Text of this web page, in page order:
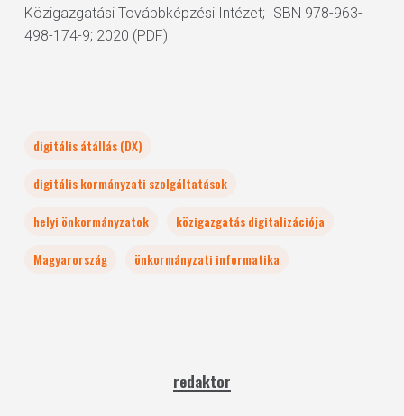
Közigazgatási Továbbképzési Intézet; ISBN 978-963-
498-174-9; 2020 (PDF)
digitális átállás (DX)
digitális kormányzati szolgáltatások
helyi önkormányzatok
közigazgatás digitalizációja
Magyarország
önkormányzati informatika
redaktor